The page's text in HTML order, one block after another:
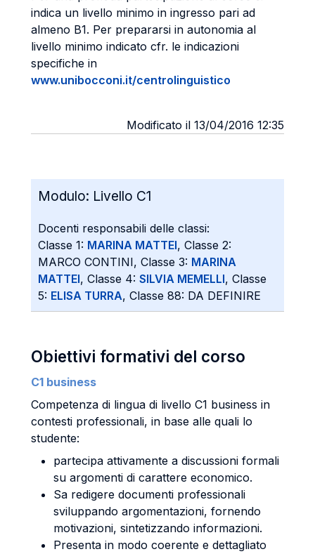
indica un livello minimo in ingresso pari ad
almeno B1. Per prepararsi in autonomia al
livello minimo indicato cfr. le indicazioni
specifiche in
www.unibocconi.it/centrolinguistico
Modificato il 13/04/2016 12:35
Modulo: Livello C1
Docenti responsabili delle classi:
Classe 1: MARINA MATTEI, Classe 2:
MARCO CONTINI, Classe 3: MARINA
MATTEI, Classe 4: SILVIA MEMELLI, Classe
5: ELISA TURRA, Classe 88: DA DEFINIRE
Obiettivi formativi del corso
C1 business
Competenza di lingua di livello C1 business in
contesti professionali, in base alle quali lo
studente:
partecipa attivamente a discussioni formali
su argomenti di carattere economico.
Sa redigere documenti professionali
sviluppando argomentazioni, fornendo
motivazioni, sintetizzando informazioni.
Presenta in modo coerente e dettagliato